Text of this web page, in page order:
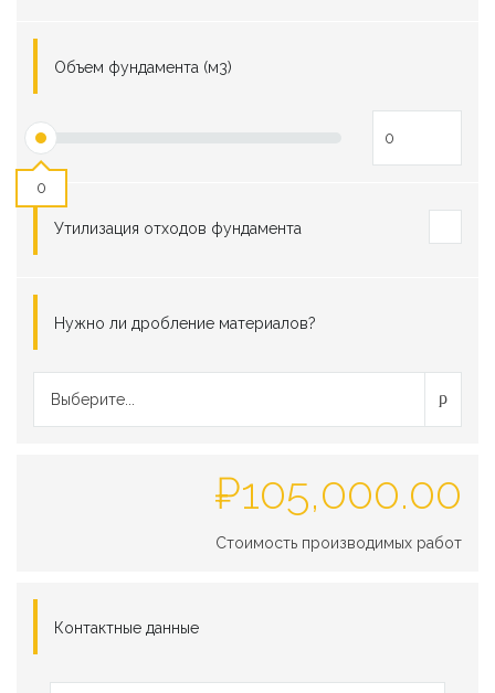
Объем фундамента (м3)
0
Утилизация отходов фундамента
Нужно ли дробление материалов?
Выберите...
₽105,000.00
Стоимость производимых работ
Контактные данные